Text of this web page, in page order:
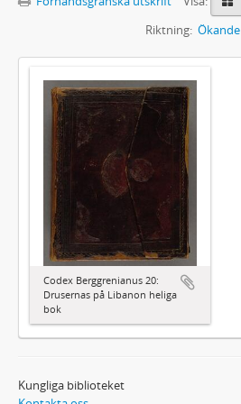
Riktning: Ökande
Codex Berggrenianus 20:
Drusernas på Libanon heliga
bok
Kungliga biblioteket